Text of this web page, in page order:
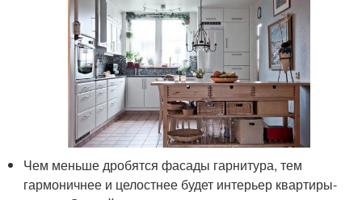
Чем меньше дробятся фасады гарнитура, тем
гармоничнее и целостнее будет интерьер квартиры-